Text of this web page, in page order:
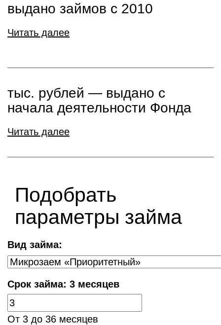
выдано займов с 2010
Читать далее
тыс. рублей ― выдано с
начала деятельности Фонда
Читать далее
Подобрать
параметры займа
Вид займа:
Срок займа: 3 месяцев
От 3 до 36 месяцев